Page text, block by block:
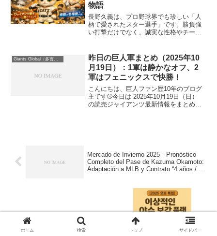
物語
長野久義は、プロ野球界でも珍しい「人
柄で愛されたスター選手」です。勝負強
い打撃だけでなく、誠実な性格やチーム
ソード• ファンが泣いた名場面をまとめま
した。⸻① ドラ...
Giants Global（多言語版）
昨日の巨人軍まとめ（2025年10
月19日）：1軍は静かなオフ、2
軍はフェニックスで快勝！
こんにちは、巨人ファン歴10年のブログ
主です⚾今日は 2025年10月19日（日）
の読売ジャイアンツ最新情報をまとめて
Mercado de Invierno 2025｜Pronóstico
Completo del Pase de Kazuma Okamoto:
Adaptación a MLB y Contrato “4 años /
【2025 오프시즌 특집】요미우리 자이언
ホーム 検索 トップ サイドバー